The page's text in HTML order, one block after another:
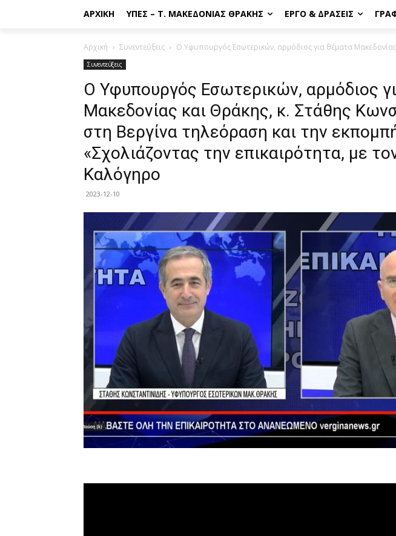
ΑΡΧΙΚΉ ΥΠΕΣ – Τ. ΜΑΚΕΔΟΝΊΑΣ ΘΡΆΚΗΣ ΈΡΓΟ & ΔΡΆΣΕΙΣ
Αρχική Συνεντεύξεις Ο Υφυπουργός Εσωτερικών, αρμόδιος για θέματα
Συνεντεύξεις
Ο Υφυπουργός Εσωτερικών, αρμόδιος
Μακεδονίας και Θράκης, κ. Στάθης
στη Βεργίνα τηλεόραση και την
«Σχολιάζοντας την επικαιρότητα, με
Καλόγηρο
2023-12-10